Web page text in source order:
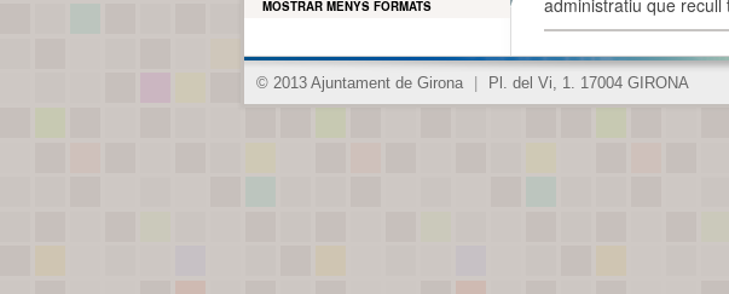
administratiu que
MOSTRAR MENYS FORMATS
© 2013 Ajuntament de Girona Pl. del Vi, 1. 17004 GIRONA